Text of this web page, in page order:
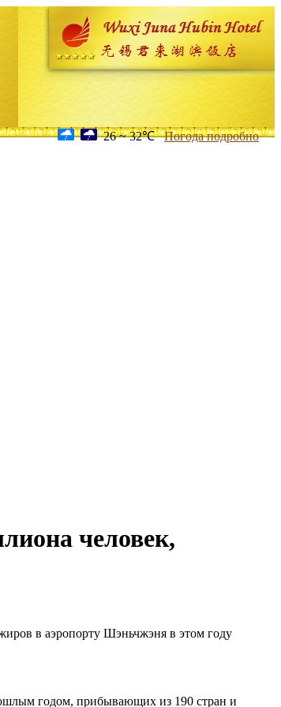
26 ~ 32℃ Погода подробно
человек,
в аэропорту Шэньчжэня в этом году
годом, прибывающих из 190 стран и